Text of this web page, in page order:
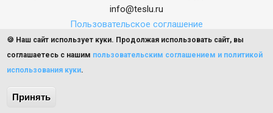
info@teslu.ru
Пользовательское соглашение
🍪 Наш сайт использует куки. Продолжая использовать сайт, вы
соглашаетесь с нашим пользовательским соглашением и политикой
использования куки.
Принять